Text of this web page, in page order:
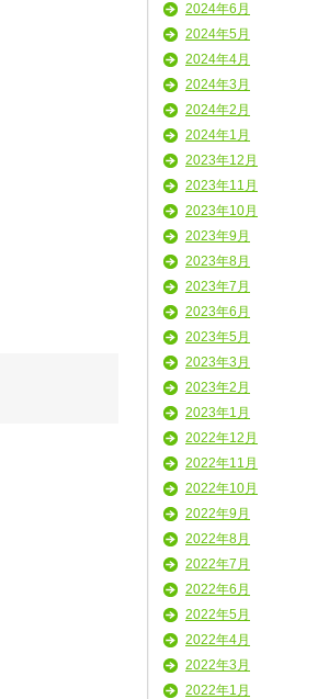
2024年6月
2024年5月
2024年4月
2024年3月
2024年2月
2024年1月
2023年12月
2023年11月
2023年10月
2023年9月
2023年8月
2023年7月
2023年6月
2023年5月
2023年3月
2023年2月
2023年1月
2022年12月
2022年11月
2022年10月
2022年9月
2022年8月
2022年7月
2022年6月
2022年5月
2022年4月
2022年3月
2022年1月